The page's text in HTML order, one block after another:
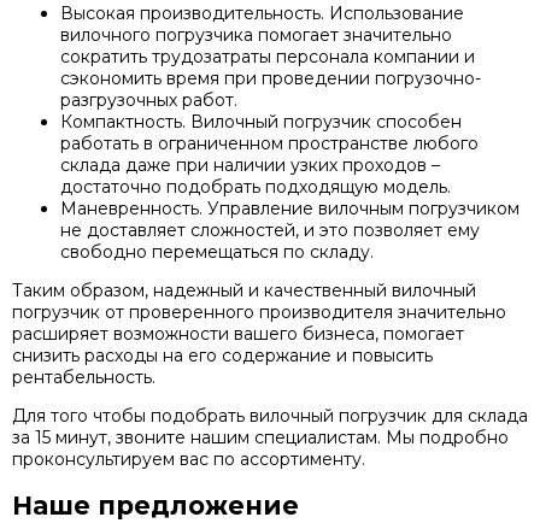
Высокая производительность. Использование
вилочного погрузчика помогает значительно
сократить трудозатраты персонала компании и
сэкономить время при проведении погрузочно-
разгрузочных работ.
Компактность. Вилочный погрузчик способен
работать в ограниченном пространстве любого
склада даже при наличии узких проходов –
достаточно подобрать подходящую модель.
Маневренность. Управление вилочным погрузчиком
не доставляет сложностей, и это позволяет ему
свободно перемещаться по складу.
Таким образом, надежный и качественный вилочный
погрузчик от проверенного производителя значительно
расширяет возможности вашего бизнеса, помогает
снизить расходы на его содержание и повысить
рентабельность.
Для того чтобы подобрать вилочный погрузчик для склада
за 15 минут, звоните нашим специалистам. Мы подробно
проконсультируем вас по ассортименту.
Наше предложение